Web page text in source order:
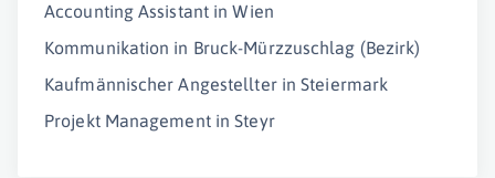
Accounting Assistant in Wien
Kommunikation in Bruck-Mürzzuschlag (Bezirk)
Kaufmännischer Angestellter in Steiermark
Projekt Management in Steyr